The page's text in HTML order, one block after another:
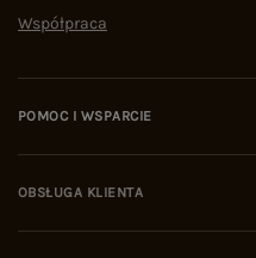
Współpraca
POMOC I WSPARCIE
OBSŁUGA KLIENTA